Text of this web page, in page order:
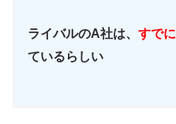
ライバルのA社は、 すでに
ているらしい